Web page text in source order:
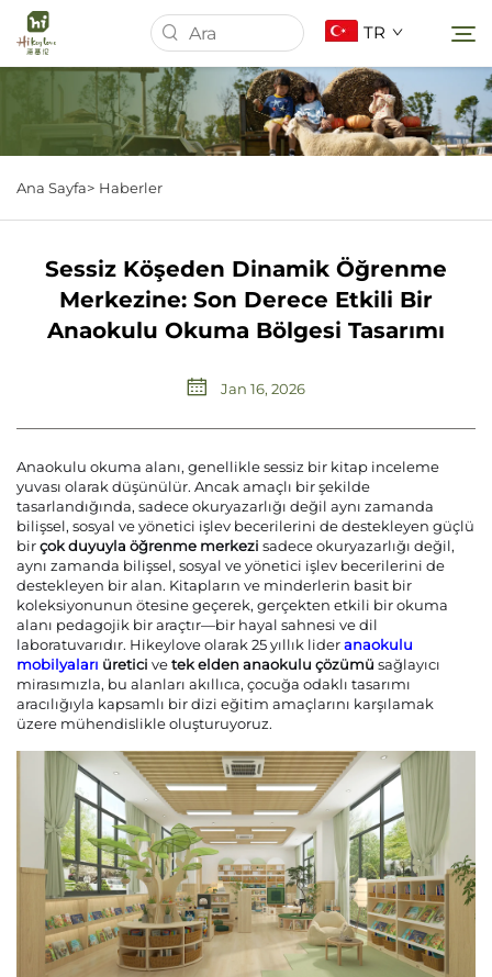
TR
Ana Sayfa
Ürünler
Haberler
İndir
Bize Ulaşın
Bloglar
Ana Sayfa> Haberler
Sessiz Köşeden Dinamik Öğrenme
Merkezine: Son Derece Etkili Bir
Anaokulu Okuma Bölgesi Tasarımı
Jan 16, 2026
Anaokulu okuma alanı, genellikle sessiz bir kitap inceleme
yuvası olarak düşünülür. Ancak amaçlı bir şekilde
tasarlandığında, sadece okuryazarlığı değil aynı zamanda
bilişsel, sosyal ve yönetici işlev becerilerini de destekleyen güçlü
birçok duyuyla öğrenme merkezi sadece okuryazarlığı değil,
aynı zamanda bilişsel, sosyal ve yönetici işlev becerilerini de
destekleyen bir alan. Kitapların ve minderlerin basit bir
koleksiyonunun ötesine geçerek, gerçekten etkili bir okuma
alanı pedagojik bir araçtır—bir hayal sahnesi ve dil
laboratuvarıdır. Hikeylove olarak 25 yıllık lideranaokulu
mobilyaları üretici vetek elden anaokulu çözümü sağlayıcı
mirasımızla, bu alanları akıllıca, çocuğa odaklı tasarımı
aracılığıyla kapsamlı bir dizi eğitim amaçlarını karşılamak
üzere mühendislikle oluşturuyoruz.